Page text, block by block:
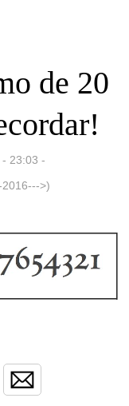
de 20
- 23:03 -
2016--->)